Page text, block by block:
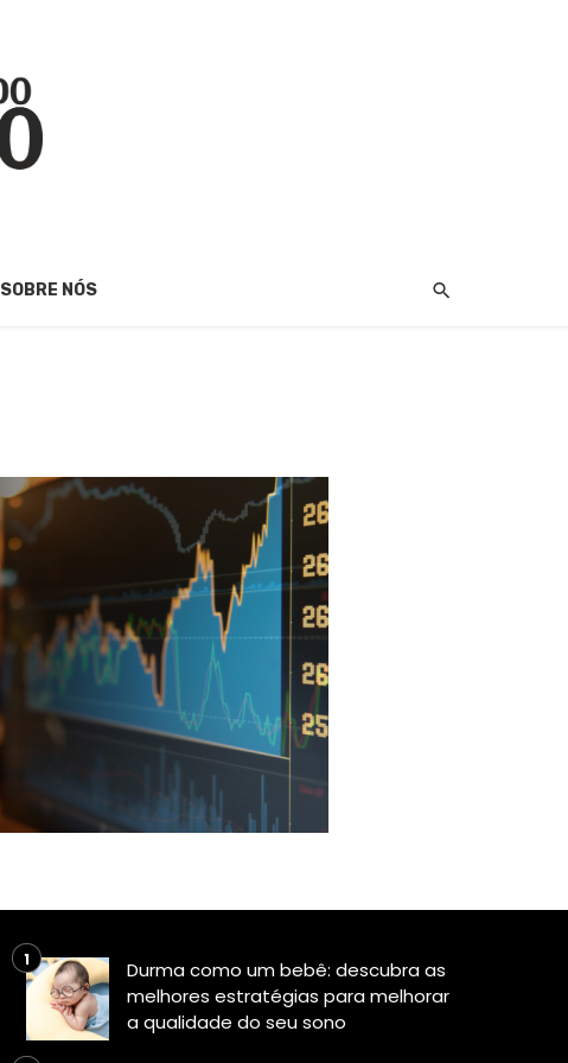
SOBRE NÓS
Durma como um bebê: descubra as
melhores estratégias para melhorar
a qualidade do seu sono